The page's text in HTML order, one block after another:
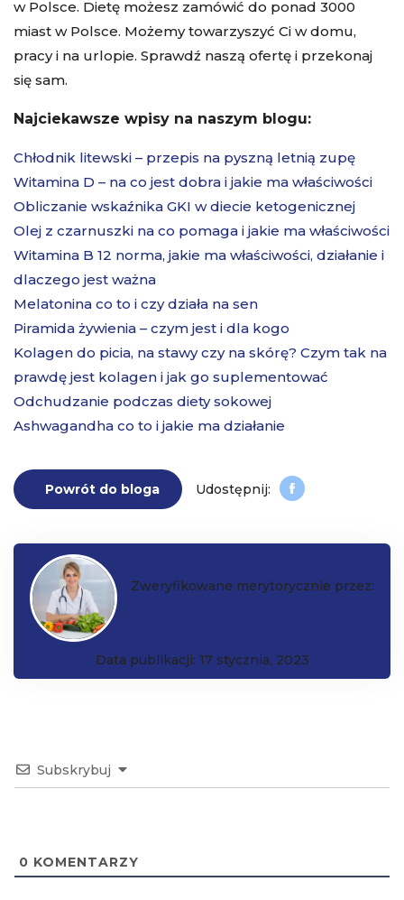
w Polsce. Dietę możesz zamówić do ponad 3000
miast w Polsce. Możemy towarzyszyć Ci w domu,
pracy i na urlopie. Sprawdź naszą ofertę i przekonaj
się sam.
Najciekawsze wpisy na naszym blogu:
Chłodnik litewski – przepis na pyszną letnią zupę
Witamina D – na co jest dobra i jakie ma właściwości
Obliczanie wskaźnika GKI w diecie ketogenicznej
Olej z czarnuszki na co pomaga i jakie ma właściwości
Witamina B 12 norma, jakie ma właściwości, działanie i
dlaczego jest ważna
Melatonina co to i czy działa na sen
Piramida żywienia – czym jest i dla kogo
Kolagen do picia, na stawy czy na skórę? Czym tak na
prawdę jest kolagen i jak go suplementować
Odchudzanie podczas diety sokowej
Ashwagandha co to i jakie ma działanie
Powrót do bloga
Zweryfikowane merytorycznie przez:
Data publikacji: 17 stycznia, 2023
Subskrybuj
0 KOMENTARZY